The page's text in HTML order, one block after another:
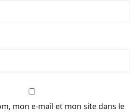
mon e-mail et mon site dans le